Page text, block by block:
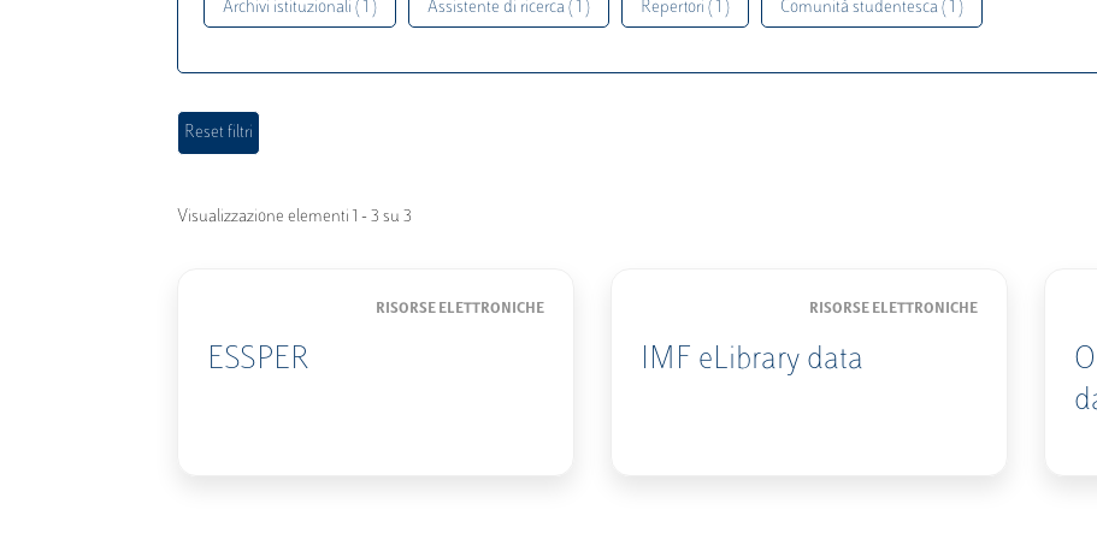
Archivi istituzionali ( 1 ) Assistente di ricerca ( 1 ) Repertori ( 1 ) Comunità studentesca ( 1 )
Visualizzazione elementi 1 - 3 su 3
RISORSE ELETTRONICHE
ESSPER
RISORSE ELETTRONICHE
IMF eLibrary data